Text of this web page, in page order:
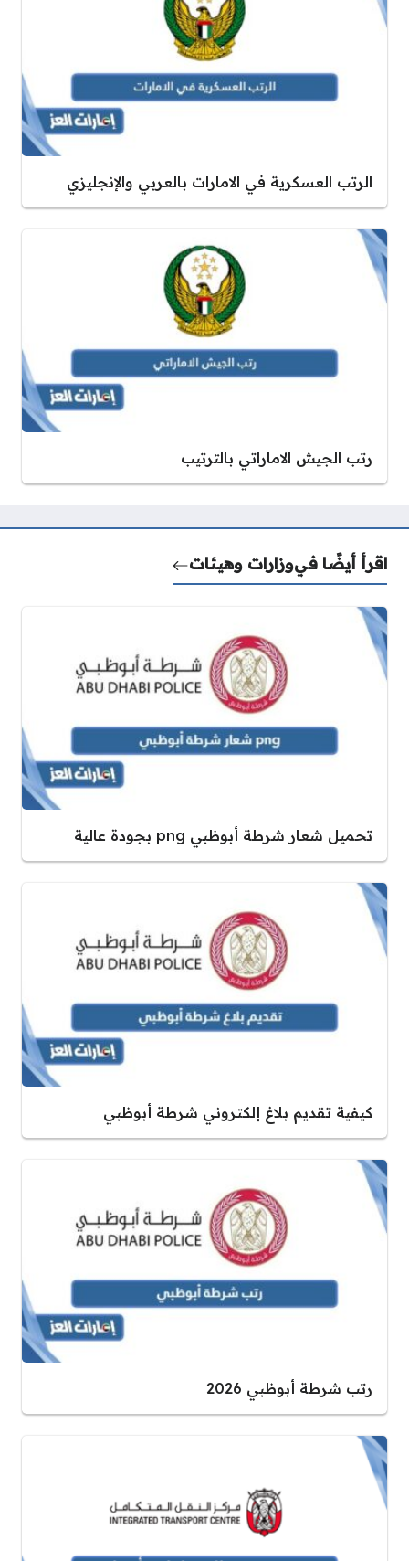
الرتب العسكرية في الامارات بالعربي والإنجليزي
رتب الجيش الاماراتي بالترتيب
اقرأ أيضًا فيوزارات وهيئات
تحميل شعار شرطة أبوظبي png بجودة عالية
كيفية تقديم بلاغ إلكتروني شرطة أبوظبي
رتب شرطة أبوظبي 2026